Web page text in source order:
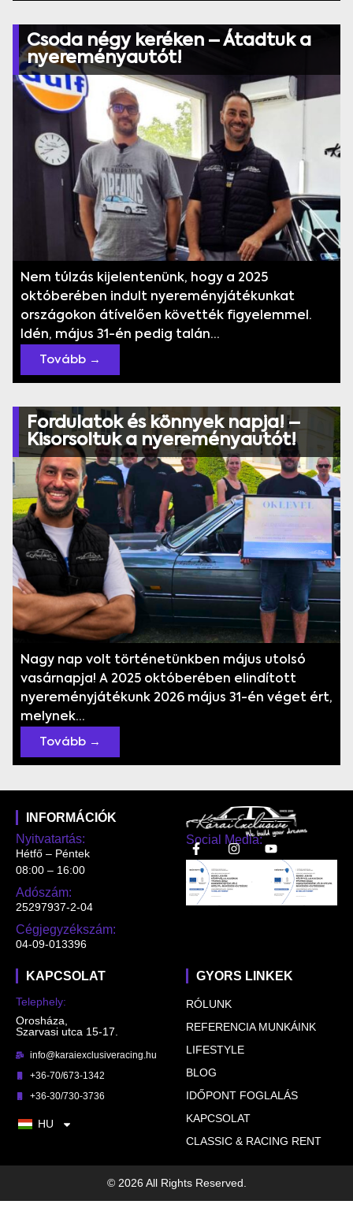
Csoda négy keréken – Átadtuk a
nyereményautót!
Nem túlzás kijelentenünk, hogy a 2025
októberében indult nyereményjátékunkat
országokon átívelően követték figyelemmel.
Idén, május 31-én pedig talán...
Tovább →
Fordulatok és könnyek napja! –
Kisorsoltuk a nyereményautót!
Nagy nap volt történetünkben május utolsó
vasárnapja! A 2025 októberében elindított
nyereményjátékunk 2026 május 31-én véget ért,
melynek...
Tovább →
Social Media:
INFORMÁCIÓK
Nyitvatartás:
Hétfő – Péntek
08:00 – 16:00
Adószám:
25297937-2-04
Cégjegyzékszám:
04-09-013396
GYORS LINKEK
RÓLUNK
REFERENCIA MUNKÁINK
LIFESTYLE
BLOG
IDŐPONT FOGLALÁS
KAPCSOLAT
CLASSIC & RACING RENT
KAPCSOLAT
Telephely:
Orosháza,
Szarvasi utca 15-17.
info@karaiexclusiveracing.hu
+36-70/673-1342
+36-30/730-3736
HU
© 2026 All Rights Reserved.